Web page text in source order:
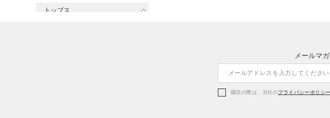
トップス
メールマ
購読の際は、当社のプライバシーポリシー